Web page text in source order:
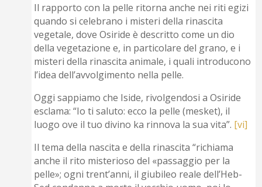
Il rapporto con la pelle ritorna anche nei riti egizi
quando si celebrano i misteri della rinascita
vegetale, dove Osiride è descritto come un dio
della vegetazione e, in particolare del grano, e i
misteri della rinascita animale, i quali introducono
l’idea dell’avvolgimento nella pelle.
Oggi sappiamo che Iside, rivolgendosi a Osiride
esclama: “Io ti saluto: ecco la pelle (mesket), il
luogo ove il tuo divino ka rinnova la sua vita”. [vi]
Il tema della nascita e della rinascita “richiama
anche il rito misterioso del «passaggio per la
pelle»; ogni trent’anni, il giubileo reale dell’Heb-